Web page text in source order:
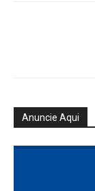
Anuncie Aqui